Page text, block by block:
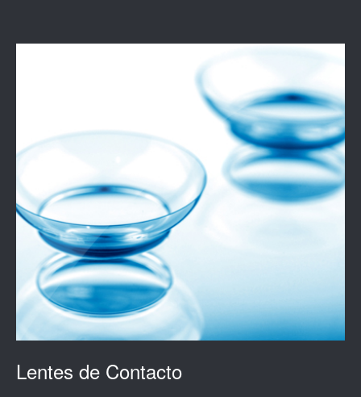
Lentes de Contacto